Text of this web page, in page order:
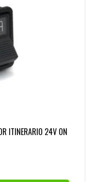
ITINERARIO 24V ON